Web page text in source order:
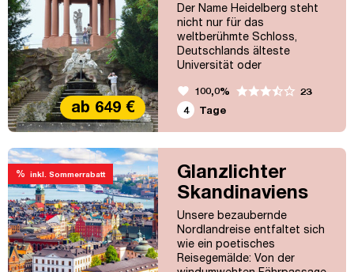
Der Name Heidelberg steht
nicht nur für das
weltberühmte Schloss,
Deutschlands älteste
Universität oder
Altstadtgassen, sondern
auch für eine höchst
lebendige und vielseitige
Kultur- und Kneipenszene.
Kommen Sie mit in die
ehemalige kurpfälzische
Residenzstadt am Neckar! Ein
weiteres Highlight dieser
Bundesgartenschau im...
ab 649 €
favorite 100,0%
23
4
Tage
% inkl. Sommerrabatt
Glanzlichter
Skandinaviens
Unsere bezaubernde
Nordlandreise entfaltet sich
wie ein poetisches
Reisegemälde: Von der